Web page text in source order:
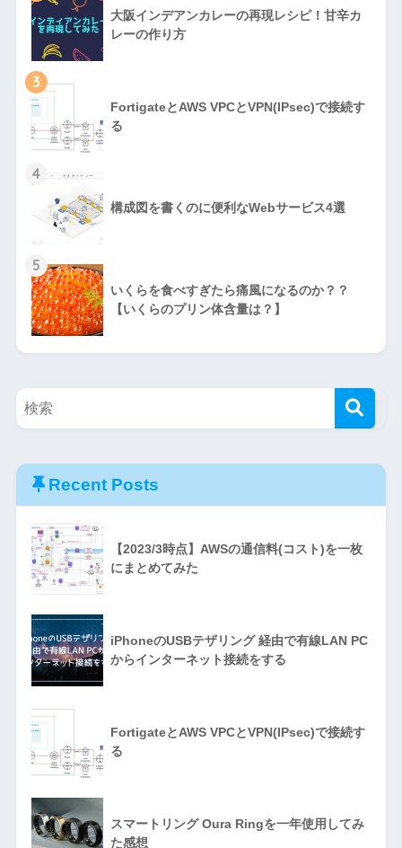
大阪インデアンカレーの再現レシピ！甘辛カ
レーの作り方
3
FortigateとAWS VPCとVPN(IPsec)で接続す
る
4
構成図を書くのに便利なWebサービス4選
5
いくらを食べすぎたら痛風になるのか？？
【いくらのプリン体含量は？】
Recent Posts
【2023/3時点】AWSの通信料(コスト)を一枚
にまとめてみた
iPhoneのUSBテザリング 経由で有線LAN PC
からインターネット接続をする
FortigateとAWS VPCとVPN(IPsec)で接続す
る
スマートリング Oura Ringを一年使用してみ
た感想